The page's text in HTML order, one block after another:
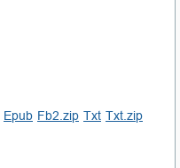
epub fb2.zip txt
txt.zip